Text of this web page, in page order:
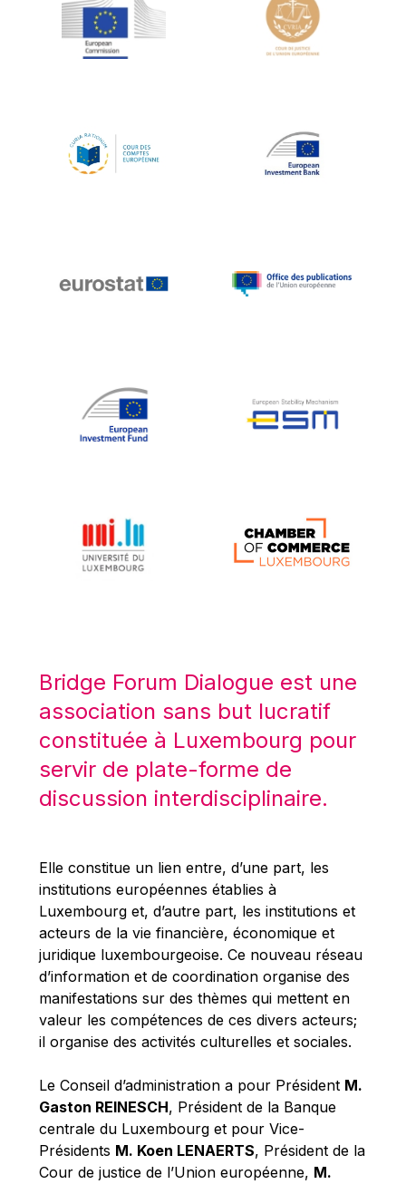
Jean-Louis Schiltz
Jean-Victor Louis
Johnny Åkerholm
Katharien L.C. Hunt
Klaus-Heiner Lehne
Koen LENAERTS
Lars Heikensten
Lucas Papademos
Máire Geoghegan-Quinn
Mario Centeno
Mario Monti
Maroš ŠEFČOVIČ
Martin Bailey
Martine Reicherts
Michael Sohlman
Michel Goedert
Mireille Delmas-Marty
Nobuo Tanaka
Otmar Issing
Paolo Mengozzi
Paschal Donohoe
Pat Cox
Patrizia Nanz
Philippe Maystadt
Pierre Gramegna
Bridge Forum Dialogue est une
association sans but lucratif
constituée à Luxembourg pour
servir de plate-forme de
discussion interdisciplinaire.
Elle constitue un lien entre, d’une part, les
institutions européennes établies à
Luxembourg et, d’autre part, les institutions et
acteurs de la vie financière, économique et
juridique luxembourgeoise. Ce nouveau réseau
d’information et de coordination organise des
manifestations sur des thèmes qui mettent en
valeur les compétences de ces divers acteurs;
il organise des activités culturelles et sociales.
Le Conseil d’administration a pour Président M.
Gaston REINESCH, Président de la Banque
centrale du Luxembourg et pour Vice-
Présidents M. Koen LENAERTS, Président de la
Cour de justice de l’Union européenne, M.